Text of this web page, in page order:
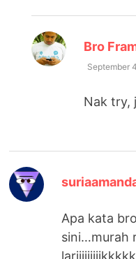
Bro
September
Nak try,
Apa kata
sini…murah